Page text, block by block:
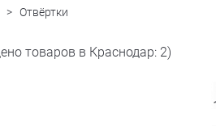
> Отвёртки
товаров в Краснодар: 2)